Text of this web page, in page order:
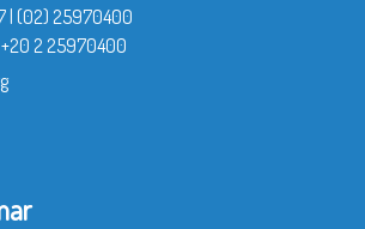
| (02) 25970400
+20 2 25970400